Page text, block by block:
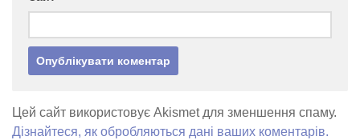
Цей сайт використовує Akismet для зменшення спаму.
Дізнайтеся, як обробляються дані ваших коментарів.